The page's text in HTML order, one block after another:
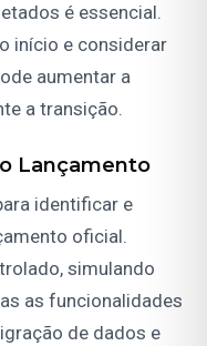
é essencial.
início e considerar
aumentar a
a transição.
Lançamento
identificar e
oficial.
simulando
as funcionalidades
de dados e